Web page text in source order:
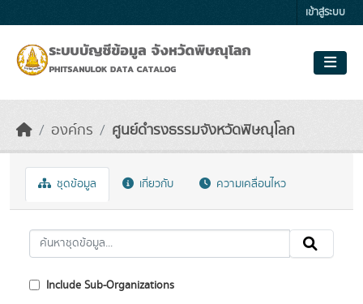
เข้าสู่ระบบ
องค์กร ศูนย์ดำรงธรรมจังหวัดพิษณุโลก
ชุดข้อมูล เกี่ยวกับ ความเคลื่อนไหว
Include Sub-Organizations